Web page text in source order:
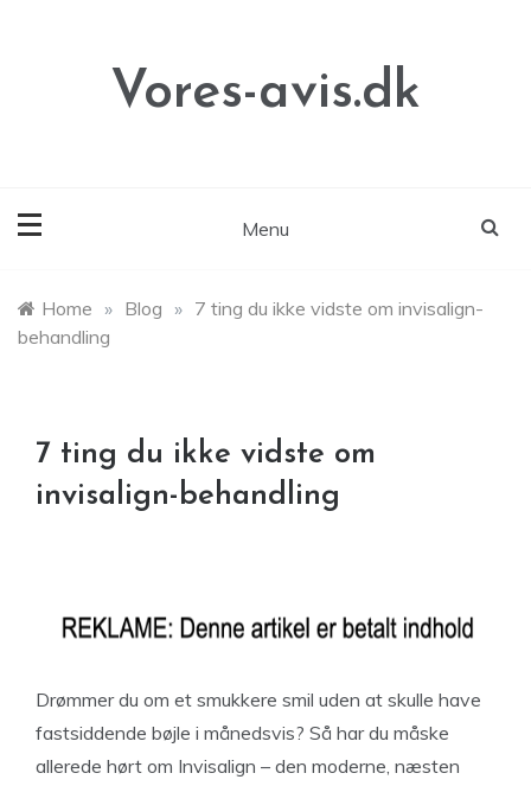
Vores-avis.dk
Menu
Home » Blog » 7 ting du ikke vidste om invisalign-
behandling
7 ting du ikke vidste om
invisalign-behandling
Drømmer du om et smukkere smil uden at skulle have
fastsiddende bøjle i månedsvis? Så har du måske
allerede hørt om Invisalign – den moderne, næsten